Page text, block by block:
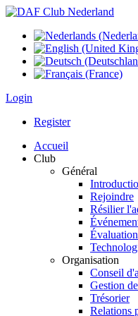
Login
Register
Accueil
Club
Général
Rejoindre
Résilier
Organisation
Conseil
Gestion
Trésorier
Relations